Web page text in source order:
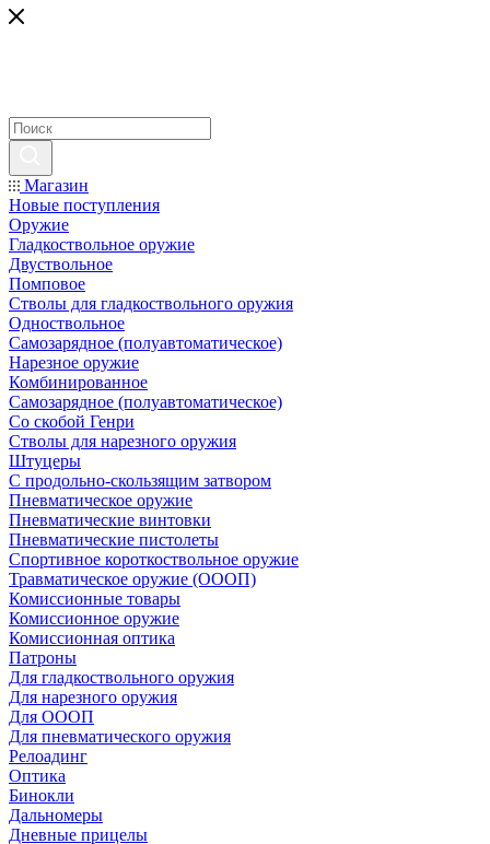
Магазин
Новые поступления
Оружие
Гладкоствольное оружие
Двуствольное
Помповое
Стволы для гладкоствольного оружия
Одноствольное
Самозарядное (полуавтоматическое)
Нарезное оружие
Комбинированное
Самозарядное (полуавтоматическое)
Со скобой Генри
Стволы для нарезного оружия
Штуцеры
С продольно-скользящим затвором
Пневматическое оружие
Пневматические винтовки
Пневматические пистолеты
Спортивное короткоствольное оружие
Травматическое оружие (ОООП)
Комиссионные товары
Комиссионное оружие
Комиссионная оптика
Патроны
Для гладкоствольного оружия
Для нарезного оружия
Для ОООП
Для пневматического оружия
Релоадинг
Оптика
Бинокли
Дальномеры
Дневные прицелы